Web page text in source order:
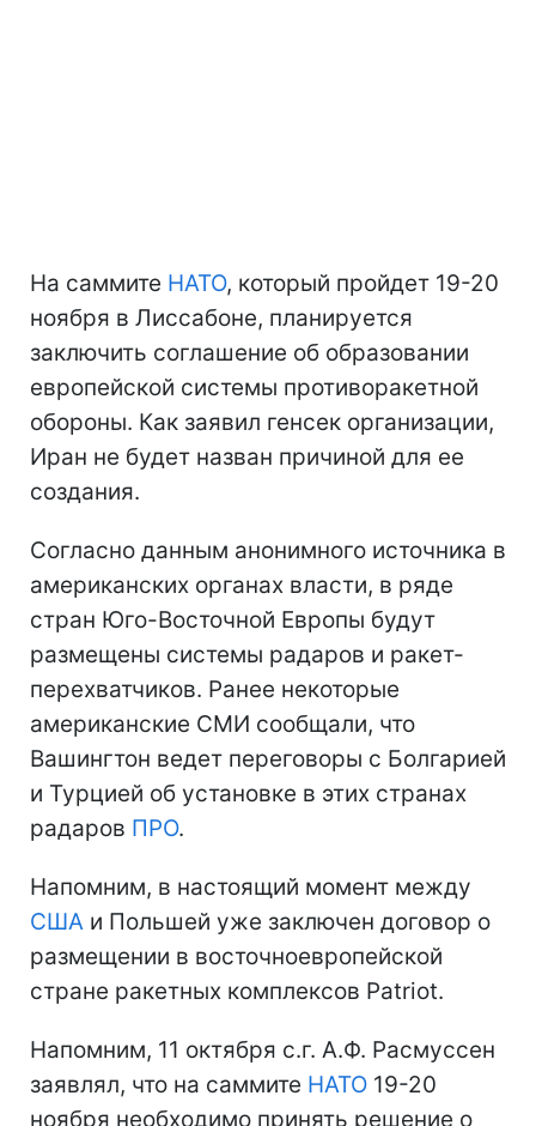
На саммите НАТО, который пройдет 19-20
ноября в Лиссабоне, планируется
заключить соглашение об образовании
европейской системы противоракетной
обороны. Как заявил генсек организации,
Иран не будет назван причиной для ее
создания.
Согласно данным анонимного источника в
американских органах власти, в ряде
стран Юго-Восточной Европы будут
размещены системы радаров и ракет-
перехватчиков. Ранее некоторые
американские СМИ сообщали, что
Вашингтон ведет переговоры с Болгарией
и Турцией об установке в этих странах
радаров ПРО.
Напомним, в настоящий момент между
США и Польшей уже заключен договор о
размещении в восточноевропейской
стране ракетных комплексов Patriot.
Напомним, 11 октября с.г. А.Ф. Расмуссен
заявлял, что на саммите НАТО 19-20
ноября необходимо принять решение о